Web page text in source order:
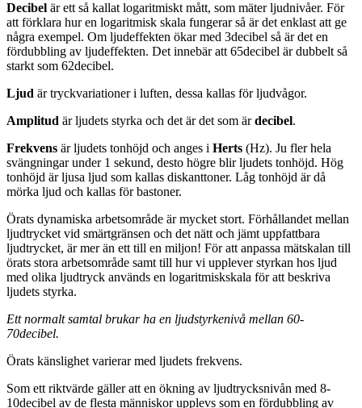
Decibel är ett så kallat logaritmiskt mått, som mäter ljudnivåer. För
att förklara hur en logaritmisk skala fungerar så är det enklast att ge
några exempel. Om ljudeffekten ökar med 3decibel så är det en
fördubbling av ljudeffekten. Det innebär att 65decibel är dubbelt så
starkt som 62decibel.
Ljud är tryckvariationer i luften, dessa kallas för ljudvågor.
Amplitud är ljudets styrka och det är det som ärdecibel.
Frekvens är ljudets tonhöjd och anges i Herts (Hz). Ju fler hela
svängningar under 1 sekund, desto högre blir ljudets tonhöjd. Hög
tonhöjd är ljusa ljud som kallas diskanttoner. Låg tonhöjd är då
mörka ljud och kallas för bastoner.
Örats dynamiska arbetsområde är mycket stort. Förhållandet mellan
ljudtrycket vid smärtgränsen och det nätt och jämt uppfattbara
ljudtrycket, är mer än ett till en miljon! För att anpassa mätskalan till
örats stora arbetsområde samt till hur vi upplever styrkan hos ljud
med olika ljudtryck används en logaritmiskskala för att beskriva
ljudets styrka.
Ett normalt samtal brukar ha en ljudstyrkenivå mellan 60-
70decibel.
Örats känslighet varierar med ljudets frekvens.
Som ett riktvärde gäller att en ökning av ljudtrycksnivån med 8-
10decibel av de flesta människor upplevs som en fördubbling av